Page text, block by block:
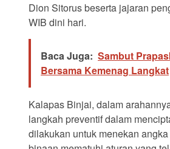
Dion Sitorus beserta jajaran
WIB dini hari.
Baca Juga: Sambut
Bersama Kemenag Langkat
Kalapas Binjai, dalam
langkah preventif dalam
dilakukan untuk menekan